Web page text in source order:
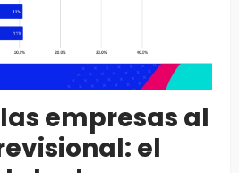
empresas al
el